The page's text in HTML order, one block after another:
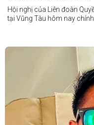
Hội nghị của Liên đoàn
tại Vũng Tàu hôm nay chính